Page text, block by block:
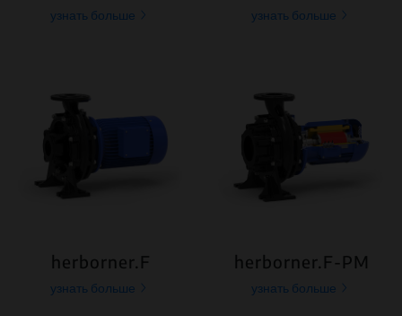
узнать больше узнать больше
herborner.F
узнать больше
herborner.F-PM
узнать больше